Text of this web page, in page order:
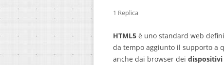
1 Replica
HTML5 è uno standard web
da tempo aggiunto il supporto a
anche dai browser dei